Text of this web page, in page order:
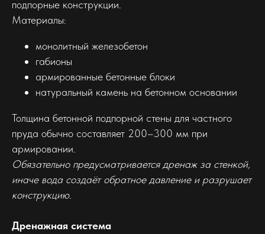
подпорные конструкции.
Материалы:
монолитный железобетон
габионы
армированные бетонные блоки
натуральный камень на бетонном основании
Толщина бетонной подпорной стены для частного
пруда обычно составляет 200–300 мм при
армировании.
Обязательно предусматривается дренаж за стенкой,
иначе вода создаёт обратное давление и разрушает
конструкцию.
Дренажная система